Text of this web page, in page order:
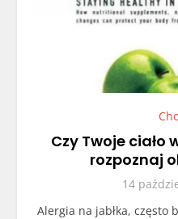
Czy Twoje ciało
rozpoznaj
14
Alergia na jabłka, często